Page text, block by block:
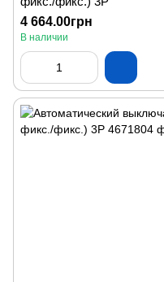
4 664.00грн
В наличии